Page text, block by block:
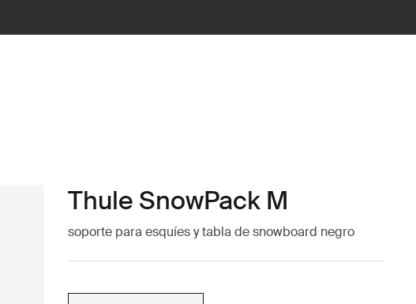
Thule SnowPack M
soporte para esquíes y tabla de snowboard negro